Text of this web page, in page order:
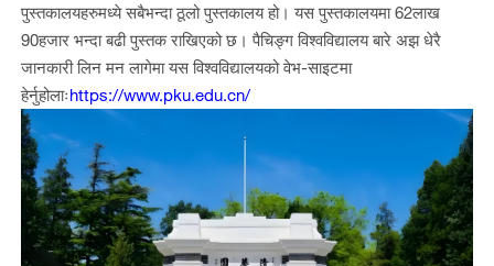
पुस्तकालयहरुमध्ये सबैभन्दा ठूलो पुस्तकालय हो। यस पुस्तकालयमा 62लाख
90हजार भन्दा बढी पुस्तक राखिएको छ। पैचिङ्ग विश्वविद्यालय बारे अझ धेरै
जानकारी लिन मन लागेमा यस विश्वविद्यालयको वेभ-साइटमा
हेर्नुहोलाःhttps://www.pku.edu.cn/